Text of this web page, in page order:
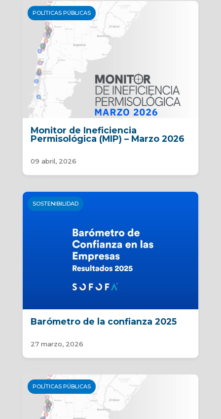
POLÍTICAS PÚBLICAS
Monitor de Ineficiencia
Permisológica (MIP) – Marzo 2026
09 abril, 2026
SOSTENIBILIDAD
Barómetro de la confianza 2025
27 marzo, 2026
POLÍTICAS PÚBLICAS